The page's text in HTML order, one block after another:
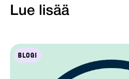
Lue lisää
BLOGI